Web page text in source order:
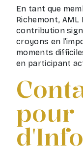
En tant que
Richemont,
contribution
croyons en
moments
en participant
pour